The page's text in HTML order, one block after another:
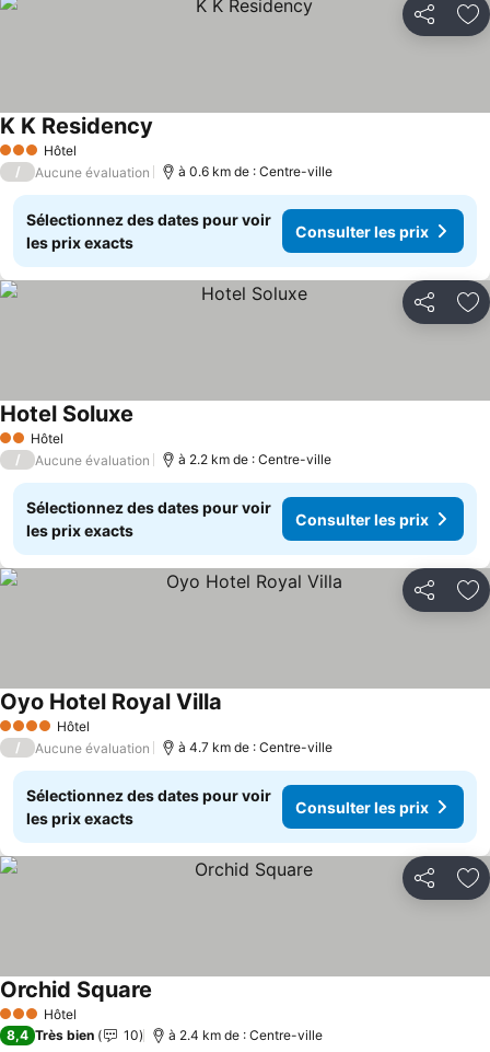
Partager
3 ÉtoilesHôtel
K K Residency
/ Aucune évaluation à 0.6 km de : Centre-ville
Sélectionnez des dates pour voir
les prix exacts
Consulter les prix
Partager
2 Étoiles
Hôtel
Hotel Soluxe
/ Aucune évaluation à 2.2 km de : Centre-ville
Sélectionnez des dates pour voir
les prix exacts
Consulter les prix
Partager
4 Étoiles Hôtel
Oyo Hotel Royal Villa
/ Aucune évaluation à 4.7 km de : Centre-ville
Sélectionnez des dates pour voir
les prix exacts
Consulter les prix
Partager
3 ÉtoilesHôtel
Orchid Square
8,4 Très bien 10 à 2.4 km de : Centre-ville